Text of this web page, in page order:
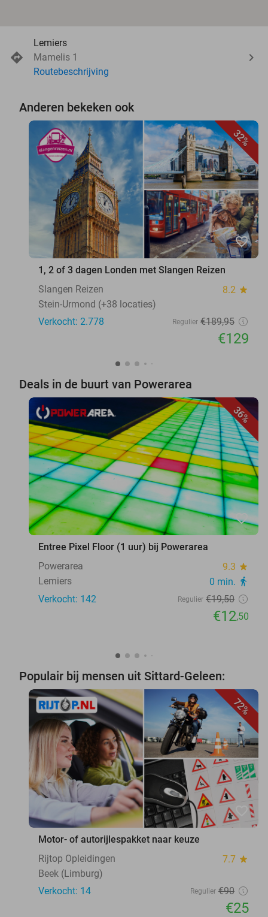
Lemiers
Mamelis 1
Routebeschrijving
Anderen bekeken ook
32%
favorite_border
1, 2 of 3 dagen Londen met Slangen Reizen
Slangen Reizen
8.2 star
Stein-Urmond (+38 locaties)
Verkocht: 2.778
Regulier €189,95
€129
Deals in de buurt van Powerarea
36%
favorite_border
Entree Pixel Floor (1 uur) bij Powerarea
Powerarea
9.3 star
Lemiers 0 min. directions_walk
Verkocht: 142 Regulier €19,50
€12,50
Populair bij mensen uit Sittard-Geleen:
72%
favorite_border
Motor- of autorijlespakket naar keuze
Rijtop Opleidingen
7.7 star
Beek (Limburg)
Verkocht: 14
Regulier €90
€25